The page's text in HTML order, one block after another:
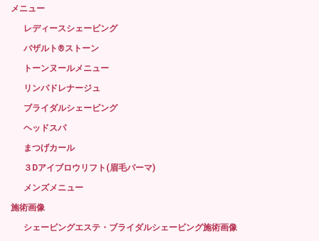
メニュー
レディースシェービング
バザルト®ストーン
トーンヌールメニュー
リンパドレナージュ
ブライダルシェービング
ヘッドスパ
まつげカール
３Dアイブロウリフト(眉毛パーマ)
メンズメニュー
施術画像
シェービングエステ・ブライダルシェービング施術画像